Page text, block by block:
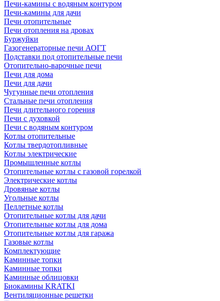
Печи-камины с водяным контуром
Печи-камины для дачи
Печи отопительные
Печи отопления на дровах
Буржуйки
Газогенераторные печи АОГТ
Подставки под отопительные печи
Отопительно-варочные печи
Печи для дома
Печи для дачи
Чугунные печи отопления
Стальные печи отопления
Печи длительного горения
Печи с духовкой
Печи с водяным контуром
Котлы отопительные
Котлы твердотопливные
Котлы электрические
Промышленные котлы
Отопительные котлы с газовой горелкой
Электрические котлы
Дровяные котлы
Угольные котлы
Пеллетные котлы
Отопительные котлы для дачи
Отопительные котлы для дома
Отопительные котлы для гаража
Газовые котлы
Комплектующие
Каминные топки
Каминные топки
Каминные облицовки
Биокамины KRATKI
Вентиляционные решетки